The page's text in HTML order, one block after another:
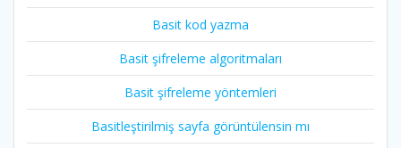
Basit kod yazma
Basit şifreleme algoritmaları
Basit şifreleme yöntemleri
Basitleştirilmiş sayfa görüntülensin mı